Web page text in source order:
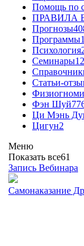
Помощь по
ПРАВИЛА
Прогнозы
Программы
Психология
Семинары
Статьи-
Фэн Шуй
Ци Мэнь
Цигун2
Меню
Показать все61
Запись Вебинара
Самонаказание